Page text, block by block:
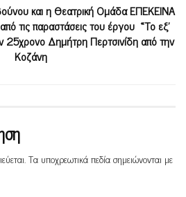
και η Θεατρική Ομάδα ΕΠΕΚΕΙΝΑ
τις παραστάσεις του έργου «Το εξ’
25χρονο Δημήτρη Περτσινίδη από την
Κοζάνη
Τα υποχρεωτικά πεδία σημειώνονται με